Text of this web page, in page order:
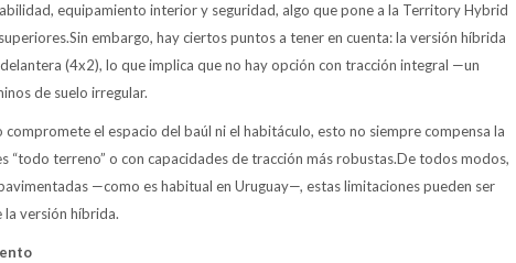
equipamiento interior y seguridad, algo que pone a la Territory Hybrid
embargo, hay ciertos puntos a tener en cuenta: la versión híbrida
(4x2), lo que implica que no hay opción con tracción integral —un
de suelo irregular.
el espacio del baúl ni el habitáculo, esto no siempre compensa la
“todo terreno” o con capacidades de tracción más robustas.De todos modos,
—como es habitual en Uruguay—, estas limitaciones pueden ser
la versión híbrida.